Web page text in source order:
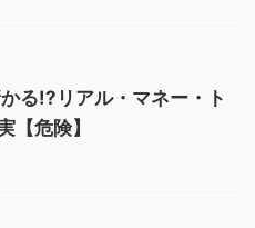
かる!?リアル・マネー・ト
【危険】